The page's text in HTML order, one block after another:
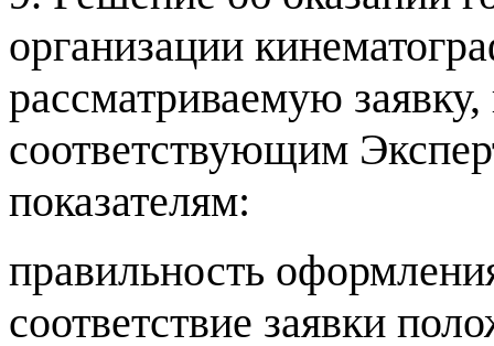
организации
рассматриваемую заявку,
соответствующим
показателям:
правильность
соответствие заявки